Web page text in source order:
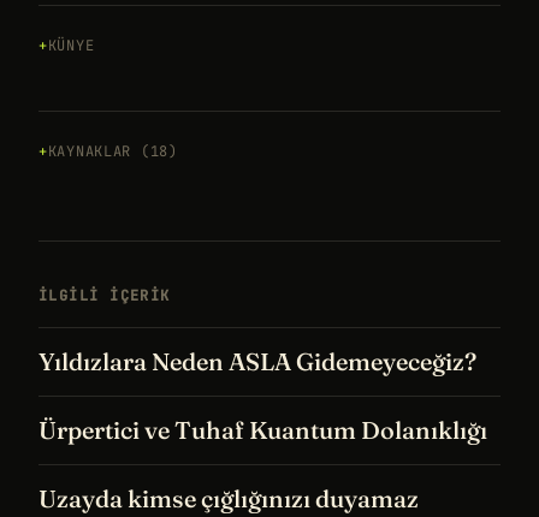
KÜNYE
KAYNAKLAR (18)
İLGILI IÇERIK
Yıldızlara Neden ASLA Gidemeyeceğiz?
Ürpertici ve Tuhaf Kuantum Dolanıklığı
Uzayda kimse çığlığınızı duyamaz